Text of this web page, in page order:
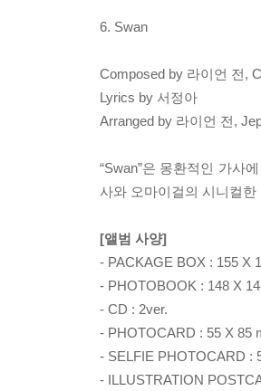
6. Swan
Composed by 라이언 전,
Lyrics by 서정아
Arranged by 라이언 전,
“Swan”은 몽환적인 가사
사와 오마이걸의 시니컬
[앨범 사양]
- PACKAGE BOX : 155 X
- PHOTOBOOK : 148 X
- CD : 2ver.
- PHOTOCARD : 55 X 85
- SELFIE PHOTOCARD :
- ILLUSTRATION